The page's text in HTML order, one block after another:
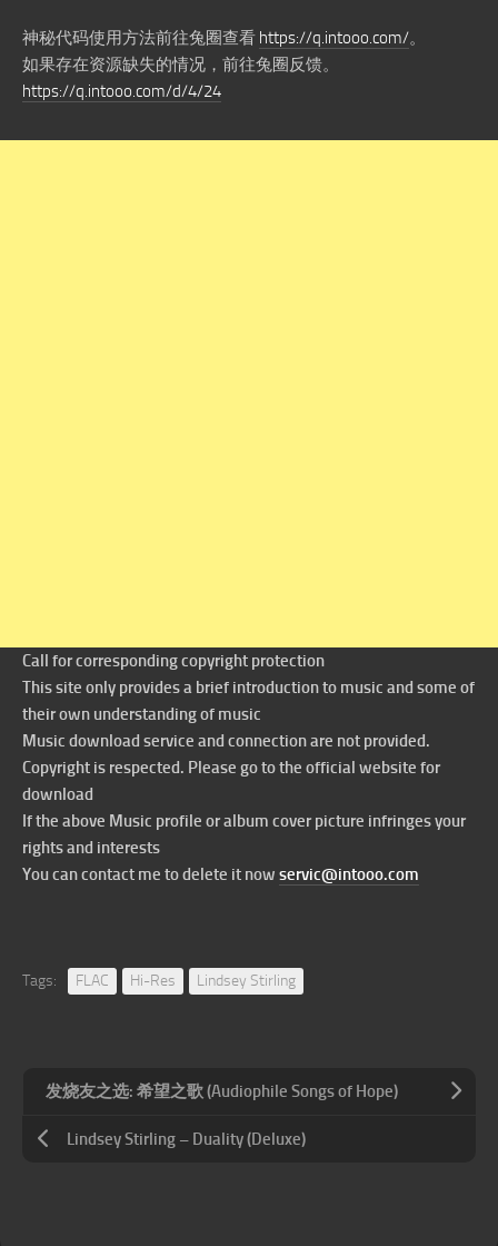
神秘代码使用方法前往兔圈查看 https://q.intooo.com/。
如果存在资源缺失的情况，前往兔圈反馈。
https://q.intooo.com/d/4/24
Call for corresponding copyright protection
This site only provides a brief introduction to music and some of
their own understanding of music
Music download service and connection are not provided.
Copyright is respected. Please go to the official website for
download
If the above Music profile or album cover picture infringes your
rights and interests
You can contact me to delete it now servic@intooo.com
Tags: FLAC Hi-Res Lindsey Stirling
发烧友之选: 希望之歌 (Audiophile Songs of Hope)
Lindsey Stirling – Duality (Deluxe)